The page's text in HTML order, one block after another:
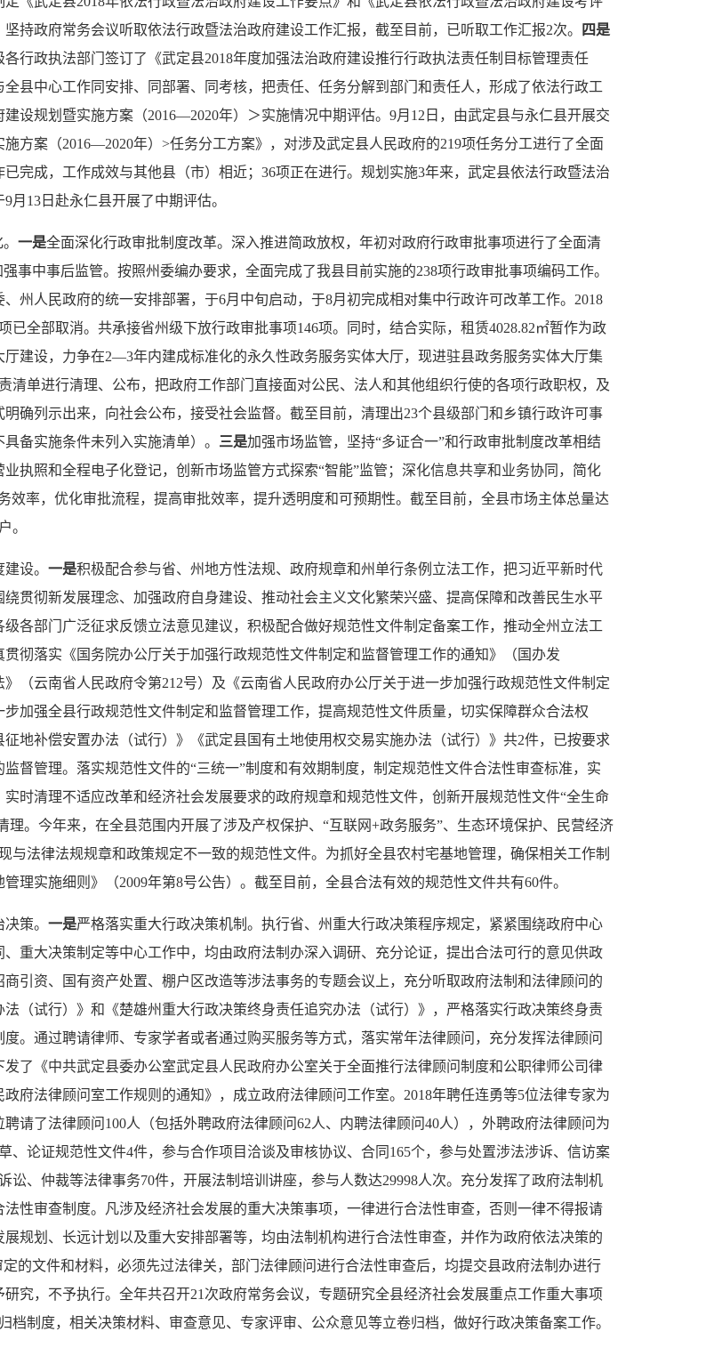
持政府常务会议听取依法行政暨法治政府建设工作汇报，截至目前，已听取工作汇报2次。
四是
行政执法部门签订了《武定县2018年度加强法治政府建设推行行政执法责任制目标管理责任
县中心工作同安排、同部署、同考核，把责任、任务分解到部门和责任人，形成了依法行政工
建设规划暨实施方案（2016—2020年）＞实施情况中期评估。9月12日，由武定县与永仁县开展交
方案（2016—2020年）>任务分工方案》，对涉及武定县人民政府的219项任务分工进行了全面
完成，工作成效与其他县（市）相近；36项正在进行。规划实施3年来，武定县依法行政暨法治
13日赴永仁县开展了中期评估。
一是全面深化行政审批制度改革。深入推进简政放权，年初对政府行政审批事项进行了全面清
事中事后监管。按照州委编办要求，全面完成了我县目前实施的238项行政审批事项编码工作。
州人民政府的统一安排部署，于6月中旬启动，于8月初完成相对集中行政许可改革工作。2018
全部取消。共承接省州级下放行政审批事项146项。同时，结合实际，租赁4028.82㎡暂作为政
建设，力争在2—3年内建成标准化的永久性政务服务实体大厅，现进驻县政务服务实体大厅集
清单进行清理、公布，把政府工作部门直接面对公民、法人和其他组织行使的各项行政职权，及
确列示出来，向社会公布，接受社会监督。截至目前，清理出23个县级部门和乡镇行政许可事
备实施条件未列入实施清单）。 三是加强市场监管，坚持“多证合一”和行政审批制度改革相结
执照和全程电子化登记，创新市场监管方式探索“智能”监管；深化信息共享和业务协同，简化
效率，优化审批流程，提高审批效率，提升透明度和可预期性。截至目前，全县市场主体总量达
。
设。 一是积极配合参与省、州地方性法规、政府规章和州单行条例立法工作，把习近平新时代
贯彻新发展理念、加强政府自身建设、推动社会主义文化繁荣兴盛、提高保障和改善民生水平
各部门广泛征求反馈立法意见建议，积极配合做好规范性文件制定备案工作，推动全州立法工
彻落实《国务院办公厅关于加强行政规范性文件制定和监督管理工作的通知》（国办发
》（云南省人民政府令第212号）及《云南省人民政府办公厅关于进一步加强行政规范性文件制定
加强全县行政规范性文件制定和监督管理工作，提高规范性文件质量，切实保障群众合法权
地补偿安置办法（试行）》《武定县国有土地使用权交易实施办法（试行）》共2件，已按要求
监督管理。落实规范性文件的“三统一”制度和有效期制度，制定规范性文件合法性审查标准，实
时清理不适应改革和经济社会发展要求的政府规章和规范性文件，创新开展规范性文件“全生命
。今年来，在全县范围内开展了涉及产权保护、“互联网+政务服务”、生态环境保护、民营经济
与法律法规规章和政策规定不一致的规范性文件。为抓好全县农村宅基地管理，确保相关工作制
理实施细则》（2009年第8号公告）。截至目前，全县合法有效的规范性文件共有60件。
策。 一是严格落实重大行政决策机制。执行省、州重大行政决策程序规定，紧紧围绕政府中心
重大决策制定等中心工作中，均由政府法制办深入调研、充分论证，提出合法可行的意见供政
引资、国有资产处置、棚户区改造等涉法事务的专题会议上，充分听取政府法制和法律顾问的
（试行）》和《楚雄州重大行政决策终身责任追究办法（试行）》，严格落实行政决策终身责
度。通过聘请律师、专家学者或者通过购买服务等方式，落实常年法律顾问，充分发挥法律顾问
了《中共武定县委办公室武定县人民政府办公室关于全面推行法律顾问制度和公职律师公司律
府法律顾问室工作规则的通知》，成立政府法律顾问工作室。2018年聘任连勇等5位法律专家为
请了法律顾问100人（包括外聘政府法律顾问62人、内聘法律顾问40人），外聘政府法律顾问为
、论证规范性文件4件，参与合作项目洽谈及审核协议、合同165个，参与处置涉法涉诉、信访案
讼、仲裁等法律事务70件，开展法制培训讲座，参与人数达29998人次。充分发挥了政府法制机
法性审查制度。凡涉及经济社会发展的重大决策事项，一律进行合法性审查，否则一律不得报请
规划、长远计划以及重大安排部署等，均由法制机构进行合法性审查，并作为政府依法决策的
的文件和材料，必须先过法律关，部门法律顾问进行合法性审查后，均提交县政府法制办进行
究，不予执行。全年共召开21次政府常务会议，专题研究全县经济社会发展重点工作重大事项
档制度，相关决策材料、审查意见、专家评审、公众意见等立卷归档，做好行政决策备案工作。